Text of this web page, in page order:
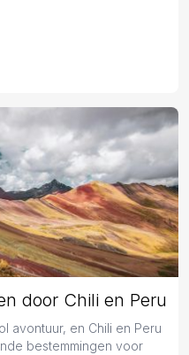
door Chili en Peru
avontuur, en Chili en Peru
bestemmingen voor